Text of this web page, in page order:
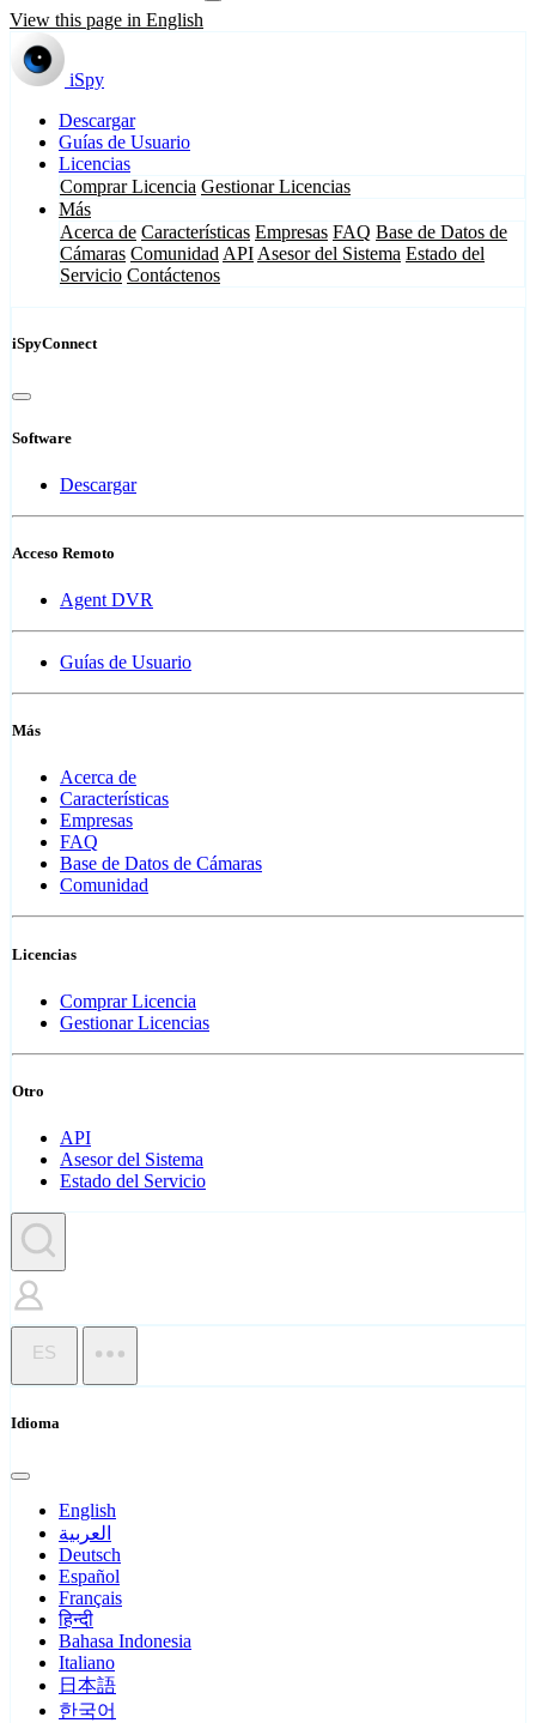
View this page in English
iSpy
Descargar
Guías de Usuario
Licencias
Comprar Licencia Gestionar Licencias
Más
Acerca de Características Empresas FAQ Base de Datos de
Cámaras Comunidad API Asesor del Sistema Estado del
Servicio Contáctenos
iSpyConnect
Software
Descargar
Acceso Remoto
Agent DVR
Guías de Usuario
Más
Acerca de
Características
Empresas
FAQ
Base de Datos de Cámaras
Comunidad
Licencias
Comprar Licencia
Gestionar Licencias
Otro
API
Asesor del Sistema
Estado del Servicio
ES
Idioma
English
العربية
Deutsch
Español
Français
हिन्दी
Bahasa Indonesia
Italiano
日本語
한국어